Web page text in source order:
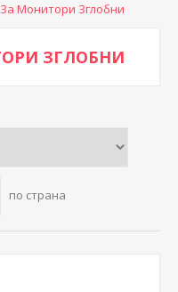
Монитори Зглобни
ЗГЛОБНИ
по страна